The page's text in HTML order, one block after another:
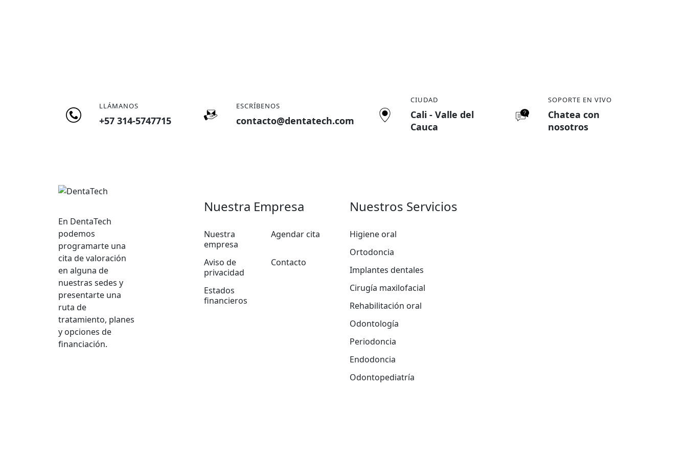
LLÁMANOS
+57 314-5747715
ESCRÍBENOS
contacto@dentatech.com
CIUDAD
Cali - Valle del
Cauca
SOPORTE EN VIVO
Chatea con
nosotros
En DentaTech
podemos
programarte una
cita de valoración
en alguna de
nuestras sedes y
presentarte una
ruta de
tratamiento, planes
y opciones de
financiación.
Nuestra Empresa
Nuestra
empresa
Agendar cita
Aviso de
privacidad
Contacto
Estados
financieros
Nuestros Servicios
Higiene oral
Ortodoncia
Implantes dentales
Cirugía maxilofacial
Rehabilitación oral
Odontología
Periodoncia
Endodoncia
Odontopediatría